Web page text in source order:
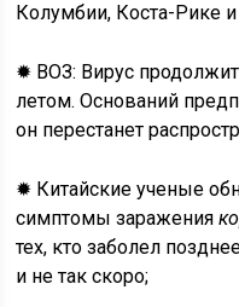
Колумбии, Коста-Рике и
✹ ВОЗ: Вирус
летом. Оснований
он перестанет
✹ Китайские ученые
симптомы заражения
тех, кто заболел
и не так скоро;